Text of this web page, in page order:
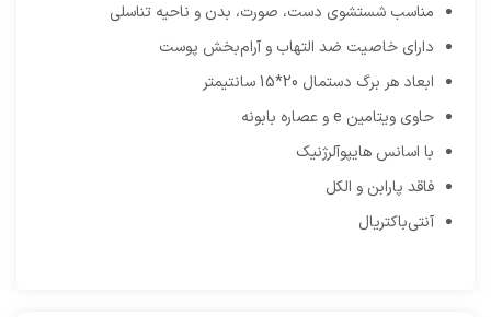
مناسب شستشوی دست، صورت، بدن و ناحیه تناسلی
دارای خاصیت ضد التهاب و آرام‌بخش پوست
ابعاد هر برگ دستمال 20*15 سانتیمتر
حاوی ویتامین e و عصاره بابونه
با اسانس هایپوآلرژنیک
فاقد پارابن و الکل
آنتی‌باکتریال